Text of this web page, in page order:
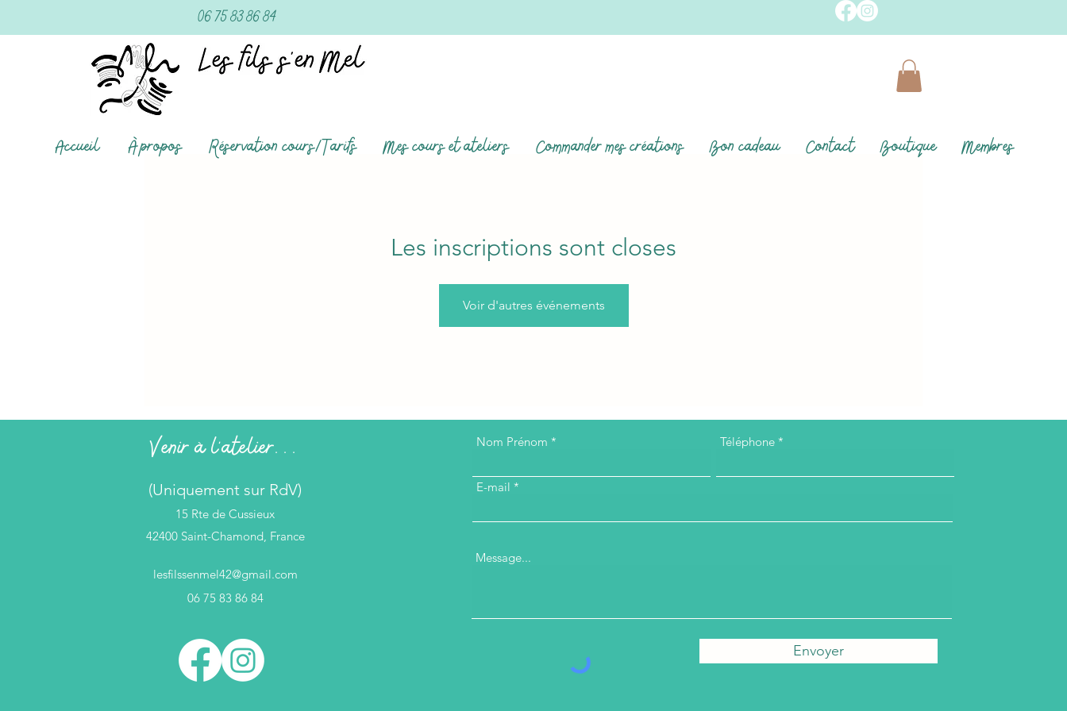
06 75 83 86 84
Accueil À propos Réservation cours/Tarifs Mes cours et ateliers Commander mes créations Bon cadeau Contact Boutique Membres
Les inscriptions sont closes
Voir d'autres événements
Venir à l'atelier...
(Uniquement sur RdV)
15 Rte de Cussieux
42400 Saint-Chamond, France
lesfilssenmel42@gmail.com
06 75 83 86 84
Nom Prénom Téléphone
E-mail
Message...
Envoyer